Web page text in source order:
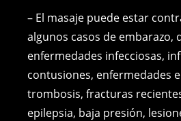
– El masaje puede estar
algunos casos de embarazo,
enfermedades infecciosas,
contusiones, enfermedades
trombosis, fracturas
epilepsia, baja presión,